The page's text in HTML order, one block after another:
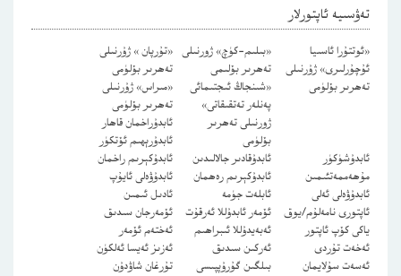
تەۋسىيە ئاپتورلار
«ئوتتۇرا ئاسىيا
ئۇچۇرلىرى» ژۇرنىلى
تەھرىر بۆلۈمى
«بىلىم-كۈچ» ژورنىلى
تەھرىر بۆلىمى
«تۇرپان » ژۇرنىلى
تەھرىر بۆلۈمى
«شىنجاڭ ئىجتىمائى
پەنلەر تەتقىقاتى»
ژورنىلى تەھرىر
بۆلۈمى
«مىراس» ژۇرنىلى
تەھرىر بۆلۈمى
ئابدۇراخمان قاھار
ئابدۇرېھىم ئۆتكۈر
ئابدۇشۈكۈر
مۇھەممەتئىمىن
ئابدۇقادىر جالالىدىن
ئابدۇكېرىم راخمان
ئابدۇكېرىم رەھمان
ئابدۇۋەلى ئايۇپ
ئابدۇۋەلى ئەلى
ئابلەت جۈمە
ئادىل ئىمىن
ئاپتورى نامەلۇم/يوق
ياكى كۆپ ئاپتور
ئۆمەر ئابدۇللا ئەرقۇت
ئۆمەرجان سىدىق
ئەبەيدۇللا ئىبراھىم
ئەختەم ئۆمەر
ئەخەت تۇردى
ئەركىن سىدىق
ئەزىز ئەيسا ئەلكۈن
ئەسەت سۇلايمان
بىلگىن گۇرۇپپىسى
تۇرغان شاۋدۇن